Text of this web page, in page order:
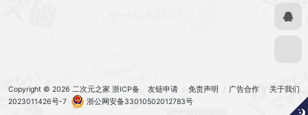
友链申请 免责声明 广告合作 关于我们
Copyright © 2026 二次元之家 浙ICP备
2023011426号-7
浙公网安备33010502012783号